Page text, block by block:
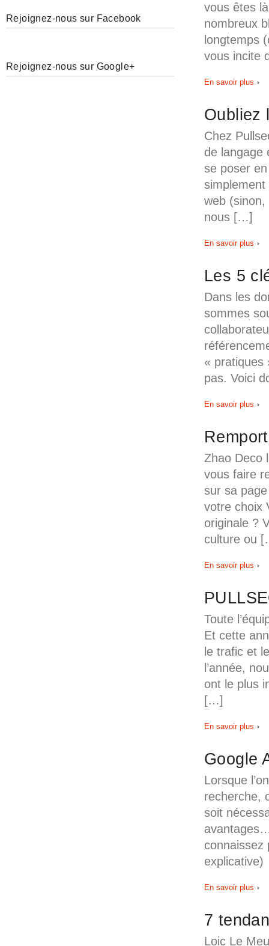
vous êtes
nombreux
longtemps
vous incite
En savoir plus
Oubliez
Chez
de langage
se poser
simplement
web
nous […]
En savoir plus
Les 5
Dans les
sommes
« pratiques
pas. Voici
En savoir plus
Zhao Deco
vous faire
sur sa
votre choix
originale ?
culture ou
En savoir plus
Toute
Et cette
le trafic et
l’année,
ont le plus
[…]
En savoir plus
Google
Lorsque
recherche,
soit
connaissez
explicative)
En savoir plus
7
Loic Le
Rejoignez-nous sur Facebook
Rejoignez-nous sur Google+